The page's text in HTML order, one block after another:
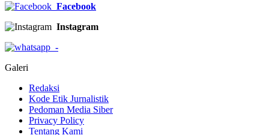
Facebook
Instagram
-
Galeri
Redaksi
Kode Etik Jurnalistik
Pedoman Media Siber
Privacy Policy
Tentang Kami